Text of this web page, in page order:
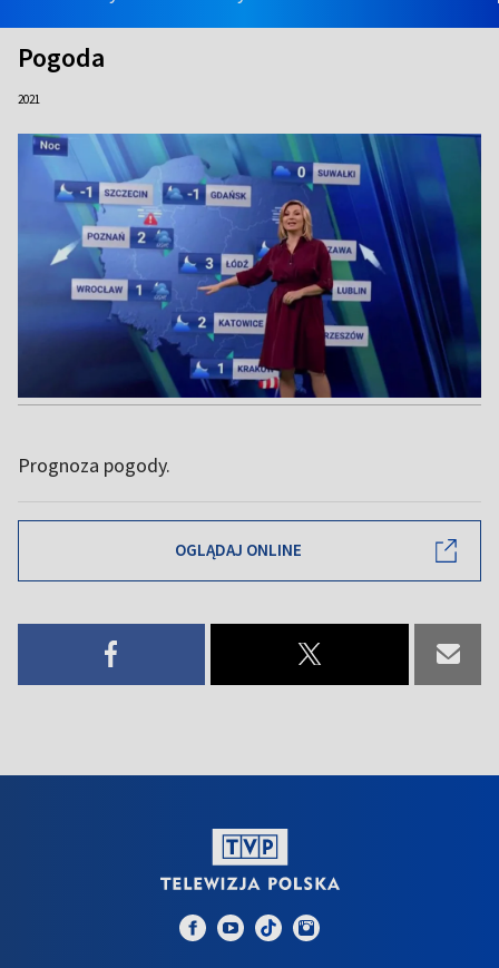
Pogoda
2021
Prognoza pogody.
OGLĄDAJ ONLINE